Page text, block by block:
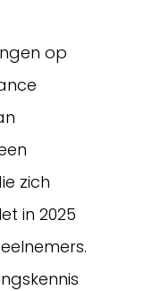
op
zich
in 2025